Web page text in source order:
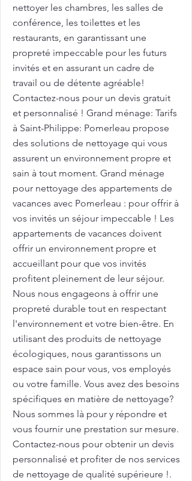
nettoyer les chambres, les salles de
conférence, les toilettes et les
restaurants, en garantissant une
propreté impeccable pour les futurs
invités et en assurant un cadre de
travail ou de détente agréable!
Contactez-nous pour un devis gratuit
et personnalisé ! Grand ménage: Tarifs
à Saint-Philippe: Pomerleau propose
des solutions de nettoyage qui vous
assurent un environnement propre et
sain à tout moment. Grand ménage
pour nettoyage des appartements de
vacances avec Pomerleau : pour offrir à
vos invités un séjour impeccable ! Les
appartements de vacances doivent
offrir un environnement propre et
accueillant pour que vos invités
profitent pleinement de leur séjour.
Nous nous engageons à offrir une
propreté durable tout en respectant
l'environnement et votre bien-être. En
utilisant des produits de nettoyage
écologiques, nous garantissons un
espace sain pour vous, vos employés
ou votre famille. Vous avez des besoins
spécifiques en matière de nettoyage?
Nous sommes là pour y répondre et
vous fournir une prestation sur mesure.
Contactez-nous pour obtenir un devis
personnalisé et profiter de nos services
de nettoyage de qualité supérieure !.